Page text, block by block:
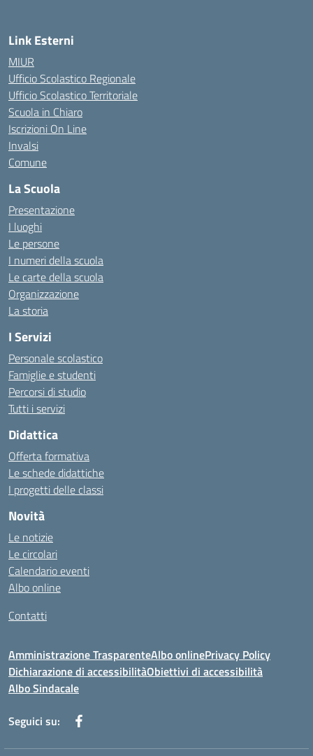
Link Esterni
MIUR
Ufficio Scolastico Regionale
Ufficio Scolastico Territoriale
Scuola in Chiaro
Iscrizioni On Line
Invalsi
Comune
La Scuola
Presentazione
I luoghi
Le persone
I numeri della scuola
Le carte della scuola
Organizzazione
La storia
I Servizi
Personale scolastico
Famiglie e studenti
Percorsi di studio
Tutti i servizi
Didattica
Offerta formativa
Le schede didattiche
I progetti delle classi
Novità
Le notizie
Le circolari
Calendario eventi
Albo online
Contatti
Amministrazione TrasparenteAlbo onlinePrivacy Policy
Dichiarazione di accessibilitàObiettivi di accessibilità
Albo Sindacale
Seguici su: